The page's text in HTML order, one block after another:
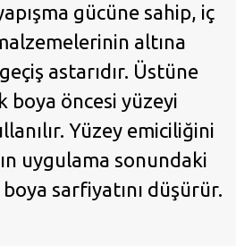
gücüne sahip, iç
altına
astarıdır. Üstüne
boya öncesi yüzeyi
Yüzey emiciliğini
uygulama sonundaki
sarfiyatını düşürür.